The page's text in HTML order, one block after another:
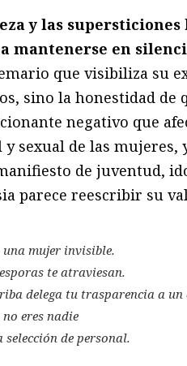
y las supersticiones
mantenerse en
que visibiliza su
sino la honestidad
negativo que
y sexual de las mujeres,
de juventud,
parece reescribir su
una mujer invisible.
te atraviesan.
delega tu trasparencia a un
no eres nadie
selección de personal.